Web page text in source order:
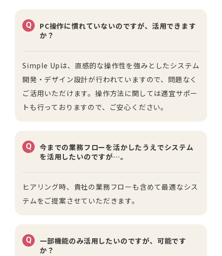
Q
PC操作に慣れていないのですが、活用できます
か？
Simple Upは、直感的な操作性を強みとしたシステム
開発・デザイン設計が行われていますので、問題なく
ご活用いただけます。操作方法に関しては適宜サポー
トも行っておりますので、ご安心ください。
Q
今までの業務フローを活かしたうえでシステム
を活用したいのですが…。
ヒアリング時、貴社の業務フローも含めて最適なシス
テムをご提案させていただきます。
Q
一部機能のみ活用したいのですが、可能です
か？